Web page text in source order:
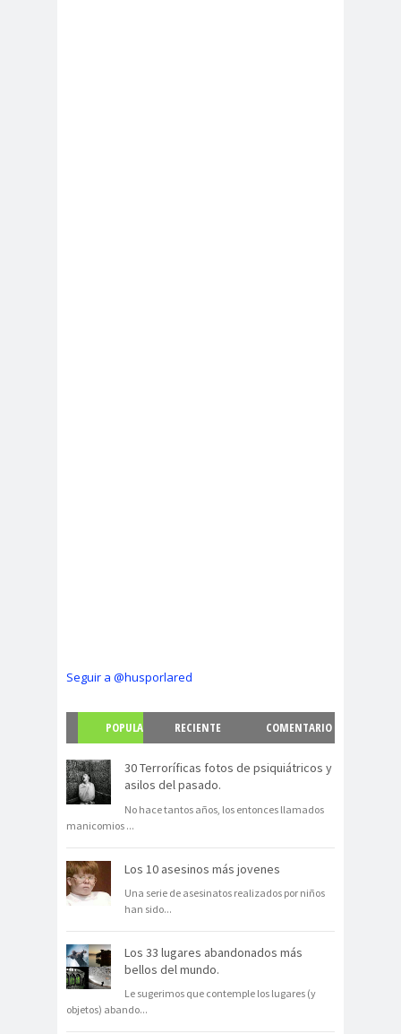
Seguir a @husporlared
POPULA
R
RECIENTE
COMENTARIO
30 Terroríficas fotos de psiquiátricos y
asilos del pasado.
No hace tantos años, los entonces llamados
manicomios ...
Los 10 asesinos más jovenes
Una serie de asesinatos realizados por niños
han sido...
Los 33 lugares abandonados más
bellos del mundo.
Le sugerimos que contemple los lugares (y
objetos) abando...